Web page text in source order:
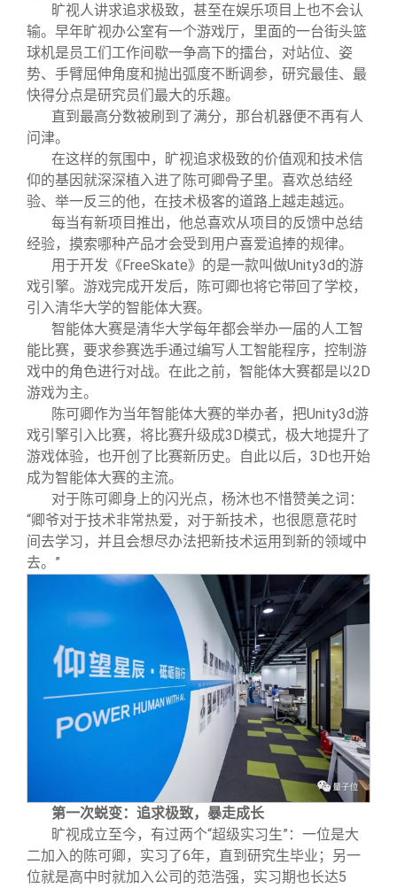
旷视人讲求追求极致，甚至在娱乐项目上也不会认
输。早年旷视办公室有一个游戏厅，里面的一台街头篮
球机是员工们工作间歇一争高下的擂台，对站位、姿
势、手臂屈伸角度和抛出弧度不断调参，研究最佳、最
快得分点是研究员们最大的乐趣。
直到最高分数被刷到了满分，那台机器便不再有人
问津。
在这样的氛围中，旷视追求极致的价值观和技术信
仰的基因就深深植入进了陈可卿骨子里。喜欢总结经
验、举一反三的他，在技术极客的道路上越走越远。
每当有新项目推出，他总喜欢从项目的反馈中总结
经验，摸索哪种产品才会受到用户喜爱追捧的规律。
用于开发《FreeSkate》的是一款叫做Unity3d的游
戏引擎。游戏完成开发后，陈可卿也将它带回了学校，
引入清华大学的智能体大赛。
智能体大赛是清华大学每年都会举办一届的人工智
能比赛，要求参赛选手通过编写人工智能程序，控制游
戏中的角色进行对战。在此之前，智能体大赛都是以2D
游戏为主。
陈可卿作为当年智能体大赛的举办者，把Unity3d游
戏引擎引入比赛，将比赛升级成3D模式，极大地提升了
游戏体验，也开创了比赛新历史。自此以后，3D也开始
成为智能体大赛的主流。
对于陈可卿身上的闪光点，杨沐也不惜赞美之词：
“卿爷对于技术非常热爱，对于新技术，也很愿意花时
间去学习，并且会想尽办法把新技术运用到新的领域中
去。”
第一次蜕变：追求极致，暴走成长
旷视成立至今，有过两个“超级实习生”：一位是大
二加入的陈可卿，实习了6年，直到研究生毕业；另一
位就是高中时就加入公司的范浩强，实习期也长达5